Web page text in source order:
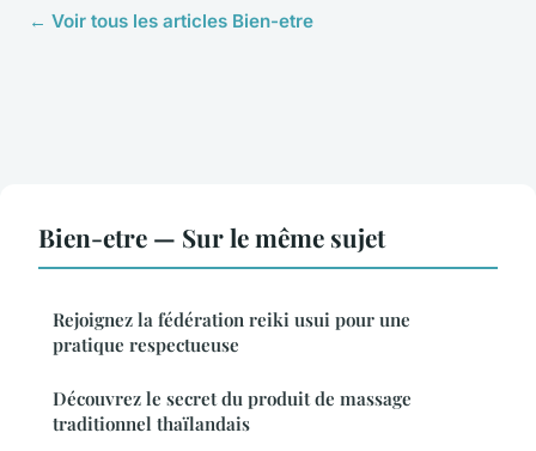
← Voir tous les articles Bien-etre
Bien-etre — Sur le même sujet
Rejoignez la fédération reiki usui pour une
pratique respectueuse
Découvrez le secret du produit de massage
traditionnel thaïlandais